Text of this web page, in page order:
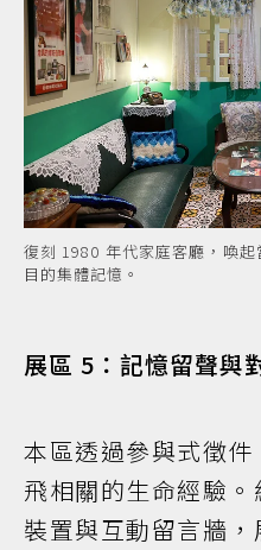
復刻 1980 年代家庭客廳，喚
目的集體記憶。
展區 5：記憶留聲與
本區透過參與式徵
飛相關的生命經驗
裝置與互動留言牆